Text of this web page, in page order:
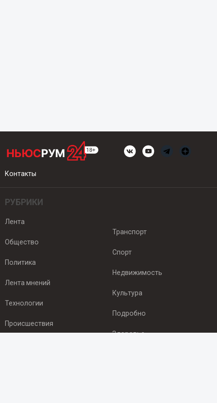
Контакты
РУБРИКИ
Лента
Общество
Политика
Лента мнений
Технологии
Происшествия
Транспорт
Спорт
Недвижимость
Культура
Подробно
Здоровье